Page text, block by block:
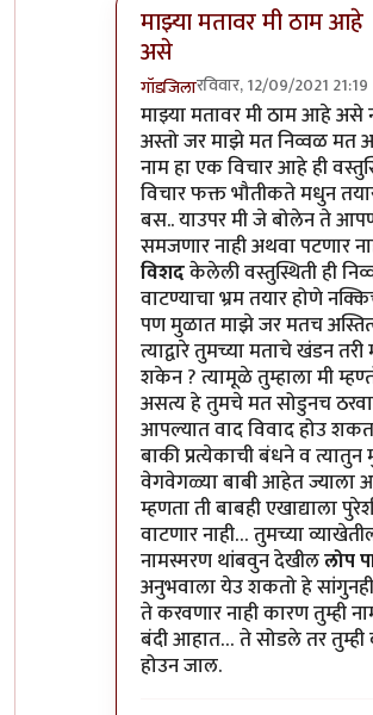
माझ्या मतावर मी ठाम आहे
असे
गॉडजिलारविवार, 12/09/2021 21:19
In reply toआपल्या मताचा
माझ्या मतावर मी ठाम आहे असे
अस्तो जर माझे मत निव्वळ
नाम हा एक विचार आहे ही
विचार फक्त भौतीकते मधुन
बस.. याउपर मी जे बोलेन ते
समजणार नाही अथवा पटणार
विशदकेलेली वस्तुस्थिती ही
वाटण्याचा भ्रम तयार होणे
पण मुळात माझे जर मतच
त्याद्वारे तुमच्या मताचे खंडन
शकेन ? त्यामूळे तुम्हाला मी
असत्य हे तुमचे मत सोडुनच
आपल्यात वाद विवाद होउ
बाकी प्रत्येकाची बंधने व त्यातुन
वेगवेगळ्या बाबी आहेत ज्याला
म्हणता ती बाबही एखाद्याला
वाटणार नाही… तुमच्या
नामस्मरण थांबवुन देखीललोप
अनुभवाला येउ शकतो हे
ते करवणार नाही कारण तुम्ही
बंदी आहात… ते सोडले तर तुम्ही
होउन जाल.